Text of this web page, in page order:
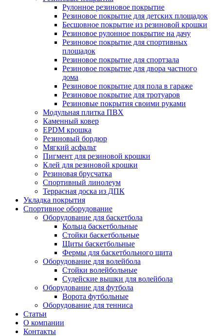
Рулонное резиновое покрытие
Резиновое покрытие для детских площадок
Бесшовное покрытие из резиновой крошки
Резиновое рулонное покрытие на дачу
Резиновое покрытие для спортивных
площадок
Резиновое покрытие для спортзала
Резиновое покрытие для двора частного
дома
Резиновое покрытие для пола в гараже
Резиновое покрытие для тротуаров
Резиновые покрытия своими руками
Модульная плитка ПВХ
Каменный ковер
EPDM крошка
Резиновый бордюр
Мягкий асфальт
Пигмент для резиновой крошки
Клей для резиновой крошки
Резиновая брусчатка
Спортивный линолеум
Террасная доска из ДПК
Укладка покрытия
Спортивное оборудование
Оборудование для баскетбола
Кольца баскетбольные
Стойки баскетбольные
Щиты баскетбольные
Фермы для баскетбольного щита
Оборудование для волейбола
Стойки волейбольные
Судейские вышки для волейбола
Оборудование для футбола
Ворота футбольные
Оборудование для тенниса
Статьи
О компании
Контакты